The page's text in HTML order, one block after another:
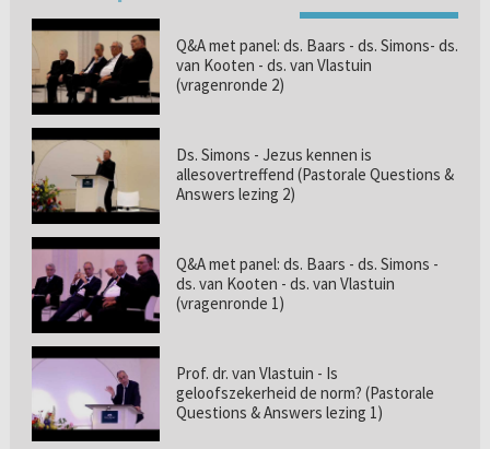
Q&A met panel: ds. Baars - ds. Simons- ds.
van Kooten - ds. van Vlastuin
(vragenronde 2)
Ds. Simons - Jezus kennen is
allesovertreffend (Pastorale Questions &
Answers lezing 2)
Q&A met panel: ds. Baars - ds. Simons -
ds. van Kooten - ds. van Vlastuin
(vragenronde 1)
Prof. dr. van Vlastuin - Is
geloofszekerheid de norm? (Pastorale
Questions & Answers lezing 1)